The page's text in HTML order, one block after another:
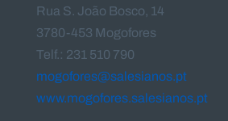
Rua S. João Bosco, 14
3780-453 Mogofores
Telf.: 231 510 790
mogofores@salesianos.pt
www.mogofores.salesianos.pt